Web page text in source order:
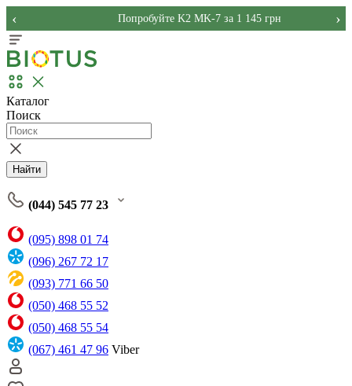
Попробуйте K2 MK-7 за 1 145 грн
‹ ›
Каталог
Поиск
Найти
(044) 545 77 23
(095) 898 01 74
(096) 267 72 17
(093) 771 66 50
(050) 468 55 52
(050) 468 55 54
(067) 461 47 96 Viber